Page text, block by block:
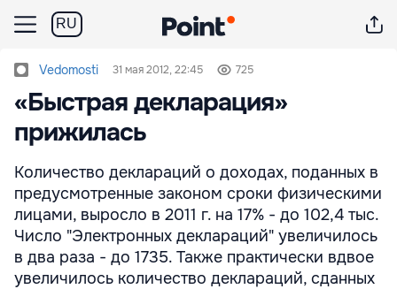
RU
Vedomosti 31 мая 2012, 22:45 725
«Быстрая декларация»
прижилась
Количество деклараций о доходах, поданных в
предусмотренные законом сроки физическими
лицами, выросло в 2011 г. на 17% - до 102,4 тыс.
Число "Электронных деклараций" увеличилось
в два раза - до 1735. Также практически вдвое
увеличилось количество деклараций, сданных